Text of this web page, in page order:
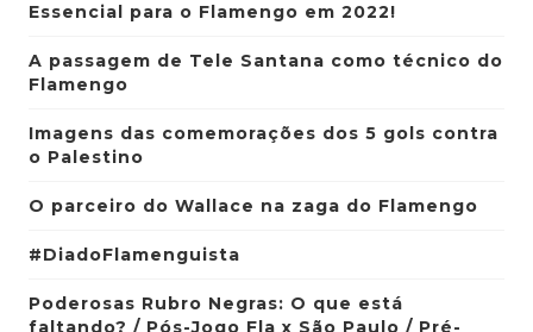
Essencial para o Flamengo em 2022!
A passagem de Tele Santana como técnico do
Flamengo
Imagens das comemorações dos 5 gols contra
o Palestino
O parceiro do Wallace na zaga do Flamengo
#DiadoFlamenguista
Poderosas Rubro Negras: O que está
faltando? / Pós-Jogo Fla x São Paulo / Pré-